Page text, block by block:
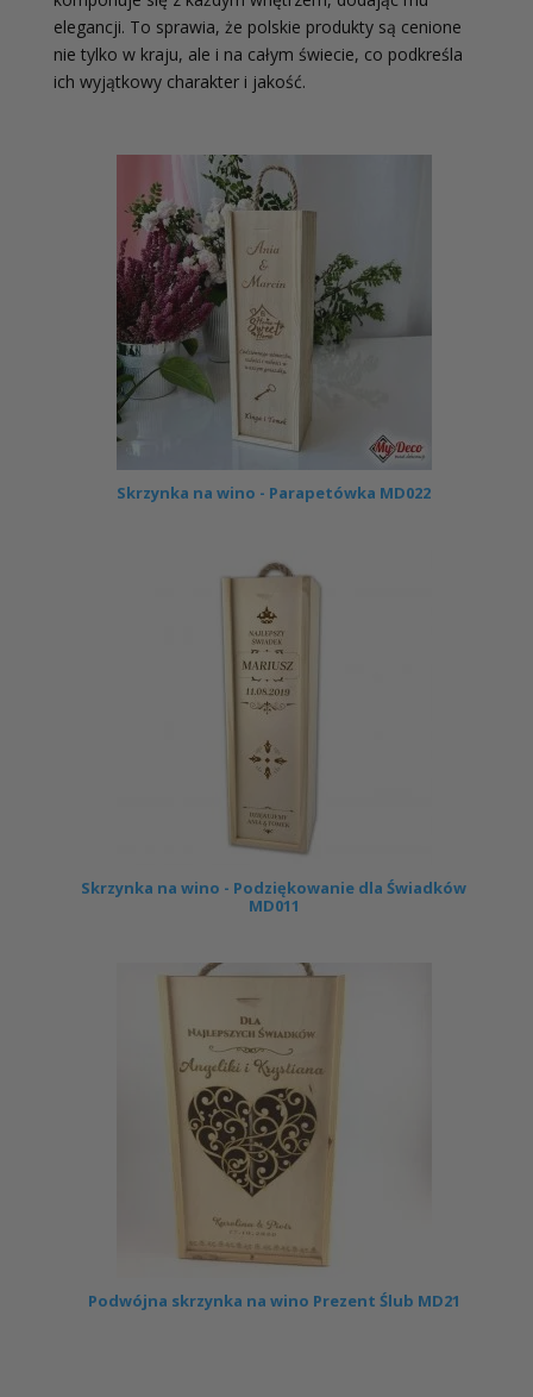
elegancji. To sprawia, że polskie produkty są cenione
nie tylko w kraju, ale i na całym świecie, co podkreśla
ich wyjątkowy charakter i jakość.
Skrzynka na wino - Parapetówka MD022
Skrzynka na wino - Podziękowanie dla Świadków
MD011
Podwójna skrzynka na wino Prezent Ślub MD21